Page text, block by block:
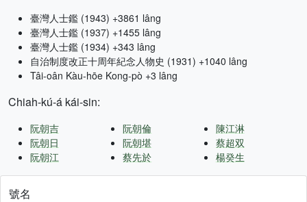
臺灣人士鑑 (1943) +3861 lâng
臺灣人士鑑 (1937) +1455 lâng
臺灣人士鑑 (1934) +343 lâng
自治制度改正十周年紀念人物史 (1931) +1040 lâng
Tâi-oân Kàu-hōe Kong-pò +3 lâng
Chiah-kú-á kái-sin:
阮朝吉
阮朝日
阮朝江
阮朝倫
阮朝堪
蔡先於
陳江淋
蔡超双
楊癸生
號名